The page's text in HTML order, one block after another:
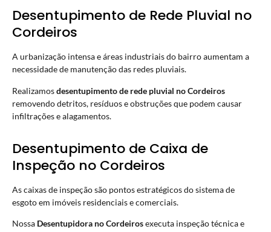
Desentupimento de Rede Pluvial no
Cordeiros
A urbanização intensa e áreas industriais do bairro aumentam a
necessidade de manutenção das redes pluviais.
Realizamosdesentupimento de rede pluvial no Cordeiros
removendo detritos, resíduos e obstruções que podem causar
infiltrações e alagamentos.
Desentupimento de Caixa de
Inspeção no Cordeiros
As caixas de inspeção são pontos estratégicos do sistema de
esgoto em imóveis residenciais e comerciais.
Nossa Desentupidora no Cordeirosexecuta inspeção técnica e